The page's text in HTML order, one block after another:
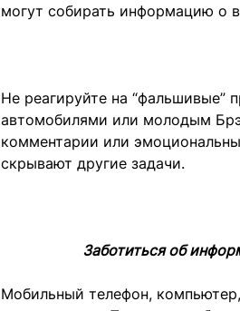
могут собирать информацию о
Не реагируйте на “фальшивые”
автомобилями или молодым
комментарии или
скрывают другие задачи.
Заботиться об
Мобильный телефон,